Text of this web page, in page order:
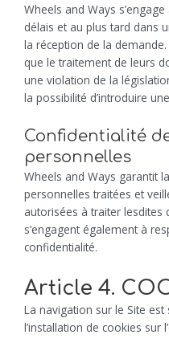
Wheels and Ways
délais et au plus tard dans
la réception de la
que le traitement de leurs
une violation de la
la possibilité d’introduire
Confidentialité
personnelles
Wheels and Ways garantit
personnelles traitées et
autorisées à traiter lesdites
s’engagent également à
confidentialité.
Article 4.
La navigation sur le Site est
l’installation de cookies sur